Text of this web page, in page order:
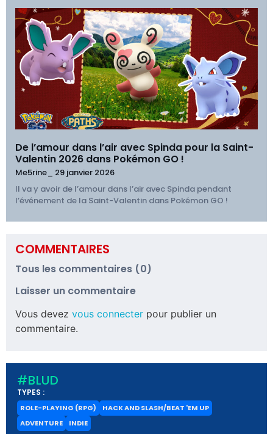
De l’amour dans l’air avec Spinda pour la Saint-
Valentin 2026 dans Pokémon GO !
Me5rine_ 29 janvier 2026
Il va y avoir de l’amour dans l’air avec Spinda pendant
l’événement de la Saint-Valentin dans Pokémon GO !
COMMENTAIRES
Tous les commentaires (0)
Laisser un commentaire
Vous devez vous connecter pour publier un
commentaire.
#BLUD
TYPES :
ROLE-PLAYING (RPG)
HACK AND SLASH/BEAT 'EM UP
ADVENTURE
INDIE